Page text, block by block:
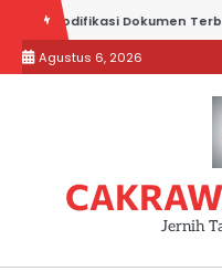
content
Modifikasi Dokumen Terbuka
Agustus 6, 2026
Jernih